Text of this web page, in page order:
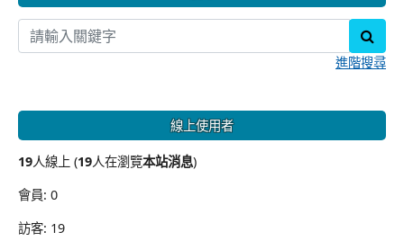
進階搜尋
線上使用者
19人線上 (19人在瀏覽本站消息)
會員: 0
訪客: 19